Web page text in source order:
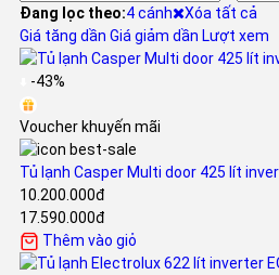
Đang lọc theo:4 cánh
Xóa tất cả
Giá tăng dần Giá giảm dần Lượt xem
-43%
Voucher khuyến mãi
Tủ lạnh Casper Multi door 425 lít
10.200.000đ
17.590.000đ
Thêm vào giỏ